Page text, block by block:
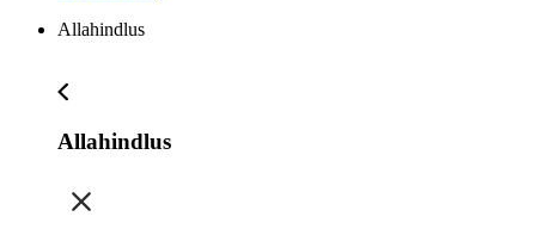
Allahindlus
Allahindlus